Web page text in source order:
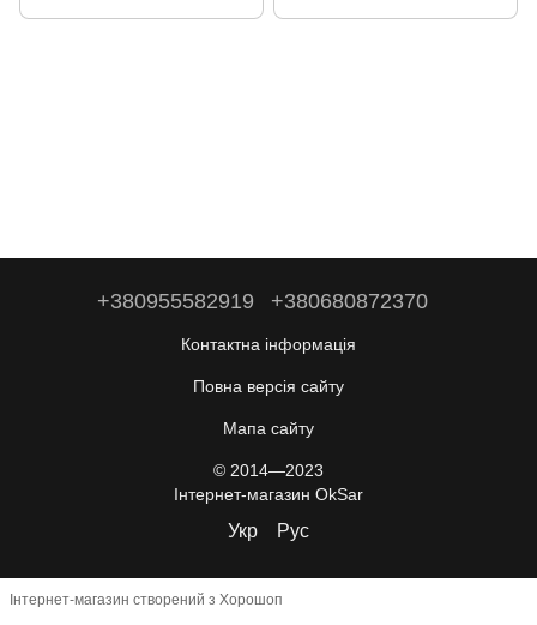
+380955582919 +380680872370
Контактна інформація
Повна версія сайту
Мапа сайту
© 2014—2023
Інтернет-магазин OkSar
Укр Рус
Інтернет-магазин створений з Хорошоп